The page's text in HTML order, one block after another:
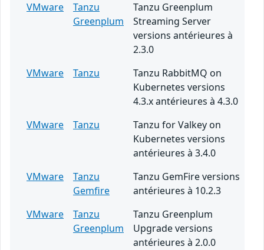
VMware
Tanzu
Greenplum
Tanzu Greenplum
Streaming Server
versions antérieures à
2.3.0
VMware
Tanzu
Tanzu RabbitMQ on
Kubernetes versions
4.3.x antérieures à 4.3.0
VMware
Tanzu
Tanzu for Valkey on
Kubernetes versions
antérieures à 3.4.0
VMware
Tanzu
Gemfire
Tanzu GemFire versions
antérieures à 10.2.3
VMware
Tanzu
Greenplum
Tanzu Greenplum
Upgrade versions
antérieures à 2.0.0